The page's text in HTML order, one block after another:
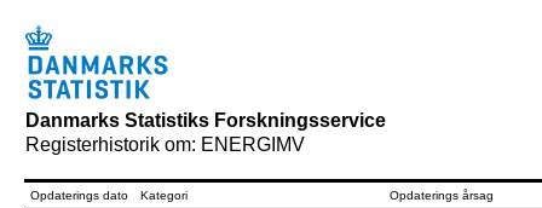
Danmarks Statistiks Forskningsservice
Registerhistorik om: ENERGIMV
Opdaterings dato Kategori
Opdaterings årsag